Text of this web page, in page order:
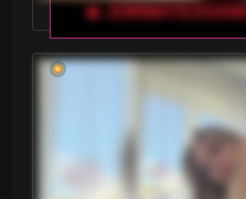
🔥 JORMATESSA69